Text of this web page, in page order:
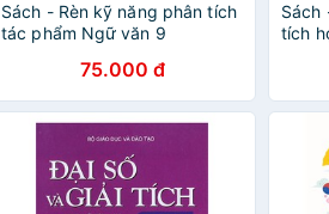
Sách - Rèn kỹ năng phân tích
tác phẩm Ngữ văn 9
75.000 đ
Sách
tích